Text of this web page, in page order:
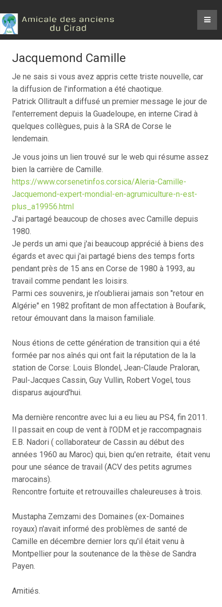
Jacquemond Camille
Je ne sais si vous avez appris cette triste nouvelle, car
la diffusion de l'information a été chaotique.
Patrick Ollitrault a diffusé un premier message le jour de
l'enterrement depuis la Guadeloupe, en interne Cirad à
quelques collègues, puis à la SRA de Corse le
lendemain.
Je vous joins un lien trouvé sur le web qui résume assez
bien la carrière de Camille.
https://www.corsenetinfos.corsica/Aleria-Camille-
Jacquemond-expert-mondial-en-agrumiculture-n-est-
plus_a19956.html
J'ai partagé beaucoup de choses avec Camille depuis
1980.
Je perds un ami que j'ai beaucoup apprécié à biens des
égards et avec qui j'ai partagé biens des temps forts
pendant près de 15 ans en Corse de 1980 à 1993, au
travail comme pendant les loisirs.
Parmi ces souvenirs, je n'oublierai jamais son "retour en
Algérie" en 1982 profitant de mon affectation à Boufarik,
retour émouvant dans la maison familiale.
Nous étions de cette génération de transition qui a été
formée par nos aînés qui ont fait la réputation de la la
station de Corse: Louis Blondel, Jean-Claude Praloran,
Paul-Jacques Cassin, Guy Vullin, Robert Vogel, tous
disparus aujourd'hui.
Ma dernière rencontre avec lui a eu lieu au PS4, fin 2011.
Il passait en coup de vent à l'ODM et je raccompagnais
E.B. Nadori ( collaborateur de Cassin au début des
années 1960 au Maroc) qui, bien qu'en retraite, était venu
pour une séance de travail (ACV des petits agrumes
marocains).
Rencontre fortuite et retrouvailles chaleureuses à trois.
Mustapha Zemzami des Domaines (ex-Domaines
royaux) n'avait informé des problèmes de santé de
Camille en décembre dernier lors qu'il était venu à
Montpellier pour la soutenance de la thèse de Sandra
Payen.
Amitiés.